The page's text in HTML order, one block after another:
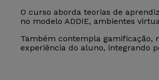
O curso aborda teorias de
no modelo ADDIE, ambientes
Também contempla gamificação,
experiência do aluno, integrando